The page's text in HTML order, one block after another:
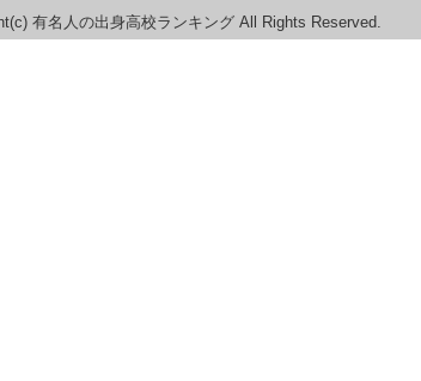
有名人の出身高校ランキング All Rights Reserved.